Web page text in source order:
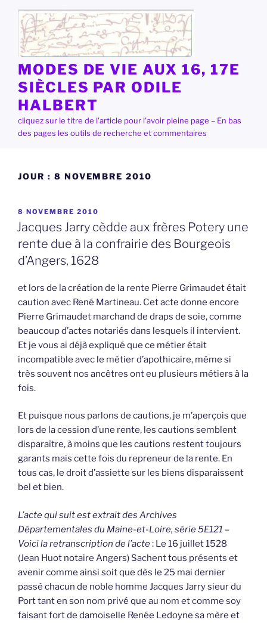
contenu
principal
MODES DE VIE AUX 16, 17E
SIÈCLES PAR ODILE
HALBERT
cliquez sur le titre de l'article pour l'avoir pleine page – En bas
des pages les outils de recherche et commentaires
JOUR : 8 NOVEMBRE 2010
PUBLIÉ
LE
8 NOVEMBRE 2010
Jacques Jarry cèdde aux frères Potery une
rente due à la confrairie des Bourgeois
d’Angers, 1628
et lors de la création de la rente Pierre Grimaudet était
caution avec René Martineau. Cet acte donne encore
Pierre Grimaudet marchand de draps de soie, comme
beaucoup d’actes notariés dans lesquels il intervient.
Et je vous ai déjà expliqué que ce métier était
incompatible avec le métier d’apothicaire, même si
très souvent nos ancêtres ont eu plusieurs métiers à la
fois.
Et puisque nous parlons de cautions, je m’aperçois que
lors de la cession d’une rente, les cautions semblent
disparaître, à moins que les cautions restent toujours
garants mais cette fois du repreneur de la rente. En
tous cas, le droit d’assiette sur les biens disparaissent
bel et bien.
L’acte qui suit est extrait des Archives
Départementales du Maine-et-Loire, série 5E121 –
Voici la retranscription de l’acte: Le 16 juillet 1528
(Jean Huot notaire Angers) Sachent tous présents et
avenir comme ainsi soit que dès le 25 mai dernier
passé chacun de noble homme Jacques Jarry sieur du
Port tant en son nom privé que au nom et comme soy
faisant fort de damoiselle Renée Ledoyne sa mère et